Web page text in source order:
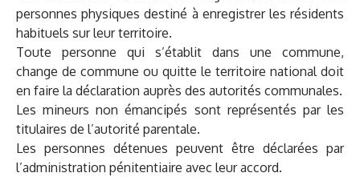
personnes physiques destiné à enregistrer les résidents
habituels sur leur territoire.
Toute personne qui s’établit dans une commune,
change de commune ou quitte le territoire national doit
en faire la déclaration auprès des autorités communales.
Les mineurs non émancipés sont représentés par les
titulaires de l’autorité parentale.
Les personnes détenues peuvent être déclarées par
l’administration pénitentiaire avec leur accord.